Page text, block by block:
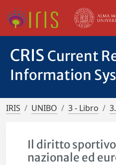
CRIS Current
Information
IRIS UNIBO 3 - Libro
Il diritto
nazionale ed